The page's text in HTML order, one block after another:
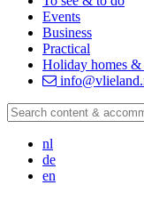
Events
Business
Practical
Holiday homes &
nl
de
en